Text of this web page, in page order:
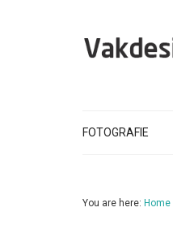
FOTOGRAFIE
You are here: Home